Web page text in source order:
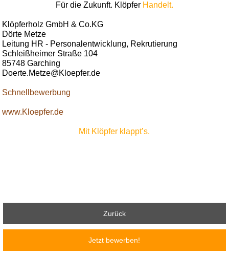
Für die Zukunft. Klöpfer Handelt.
Klöpferholz GmbH & Co.KG
Dörte Metze
Leitung HR - Personalentwicklung, Rekrutierung
Schleißheimer Straße 104
85748 Garching
Doerte.Metze@Kloepfer.de
Schnellbewerbung
www.Kloepfer.de
Mit Klöpfer klappt’s.
Zurück
Jetzt bewerben!